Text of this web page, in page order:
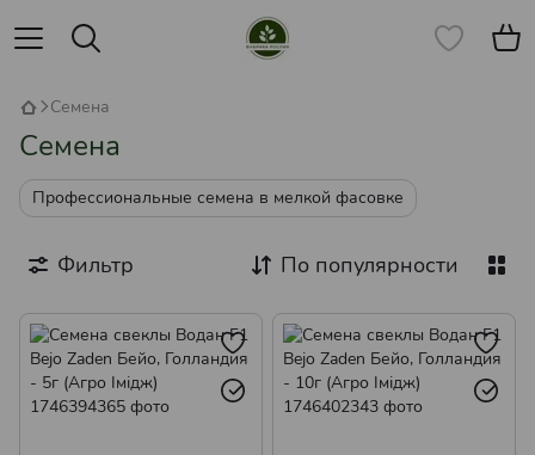
Семена
Семена
Профессиональные семена в мелкой фасовке
Фильтр По популярности